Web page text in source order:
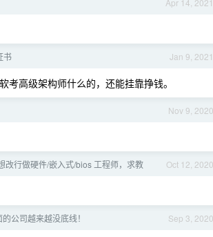
Apr 14, 2021
Jan 9, 2021
书
高级架构师什么的，还能挂靠挣钱。
Nov 9, 2020
Oct 12, 2020
改行做硬件/嵌入式/bios 工程师，求教
Sep 3, 2020
公司越来越没底线！